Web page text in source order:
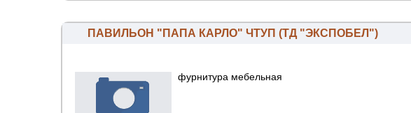
ПАВИЛЬОН "ПАПА КАРЛО" ЧТУП (ТД "ЭКСПОБЕЛ")
фурнитура мебельная